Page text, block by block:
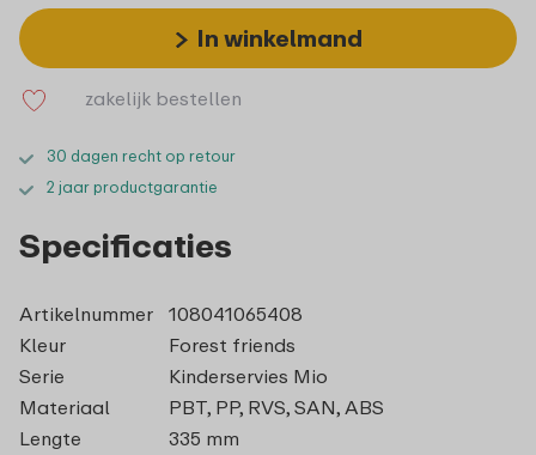
In winkelmand
zakelijk bestellen
30 dagen recht op retour
2 jaar productgarantie
Specificaties
Artikelnummer
108041065408
Kleur
Forest friends
Serie
Kinderservies Mio
Materiaal
PBT, PP, RVS, SAN, ABS
Lengte
335 mm